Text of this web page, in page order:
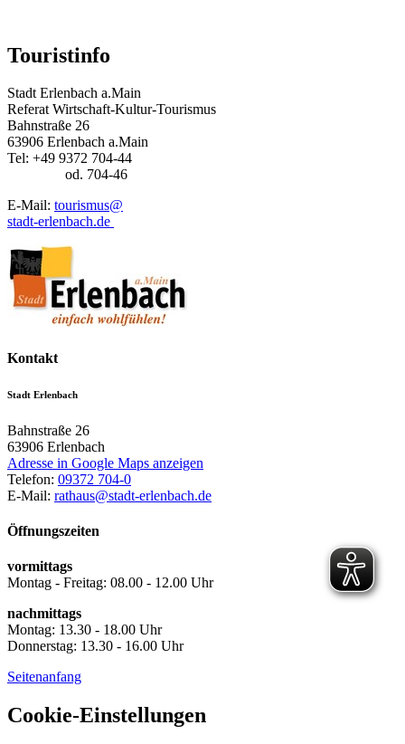
Touristinfo
Stadt Erlenbach a.Main
Referat Wirtschaft-Kultur-Tourismus
Bahnstraße 26
63906 Erlenbach a.Main
Tel: +49 9372 704-44
od. 704-46
E-Mail: tourismus@
stadt-erlenbach.de
Kontakt
Stadt Erlenbach
Bahnstraße 26
63906 Erlenbach
Adresse in Google Maps anzeigen
Telefon: 09372 704-0
E-Mail: rathaus@stadt-erlenbach.de
Öffnungszeiten
vormittags
Montag - Freitag: 08.00 - 12.00 Uhr
nachmittags
Montag: 13.30 - 18.00 Uhr
Donnerstag: 13.30 - 16.00 Uhr
Seitenanfang
Cookie-Einstellungen